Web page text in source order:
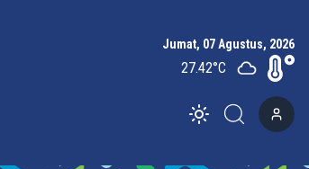
Jumat, 07 Agustus, 2026
27.42°C
Toggle theme